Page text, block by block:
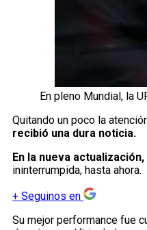
En pleno Mundial, la
Quitando un poco la
recibió una dura noticia.
En la nueva
ininterrumpida, hasta ahora.
+ Seguinos en
Su mejor performance fue